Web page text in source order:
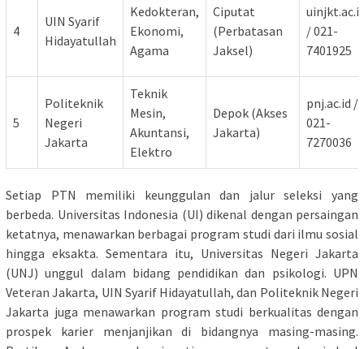
4
UIN Syarif
Hidayatullah
Kedokteran,
Ekonomi,
Agama
Ciputat
(Perbatasan
Jaksel)
/ 021-
7401925
5
Politeknik
Negeri
Jakarta
Teknik
Mesin,
Akuntansi,
Elektro
Depok (Akses
Jakarta)
pnj.ac.id /
021-
7270036
Setiap PTN memiliki keunggulan dan jalur seleksi yang
berbeda. Universitas Indonesia (UI) dikenal dengan persaingan
ketatnya, menawarkan berbagai program studi dari ilmu sosial
hingga eksakta. Sementara itu, Universitas Negeri Jakarta
(UNJ) unggul dalam bidang pendidikan dan psikologi. UPN
Veteran Jakarta, UIN Syarif Hidayatullah, dan Politeknik Negeri
Jakarta juga menawarkan program studi berkualitas dengan
prospek karier menjanjikan di bidangnya masing-masing.